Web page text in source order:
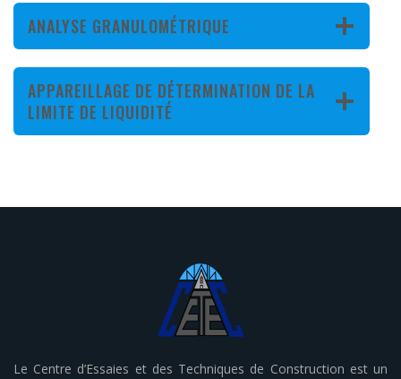
ANALYSE GRANULOMÉTRIQUE
APPAREILLAGE DE DÉTERMINATION DE LA
LIMITE DE LIQUIDITÉ
Le Centre d’Essaies et des Techniques de Construction est un